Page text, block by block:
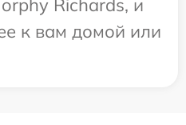
Richards, и
к вам домой или